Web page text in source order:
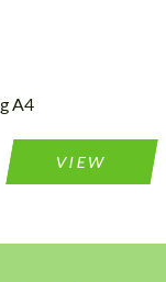
A4
VIEW
個人データの処理に同意
ﾂづ慊つｷﾂ。